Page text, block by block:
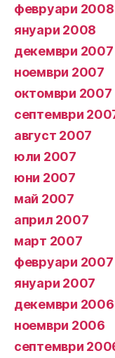
февруари 2008
януари 2008
декември 2007
ноември 2007
октомври 2007
септември
август 2007
юли 2007
юни 2007
май 2007
април 2007
март 2007
февруари 2007
януари 2007
декември 2006
ноември 2006
септември